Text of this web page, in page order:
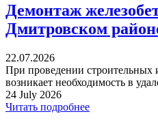
Демонтаж
Дмитровском
22.07.2026
При проведении строительных
возникает необходимость в
24 July 2026
Читать подробнее